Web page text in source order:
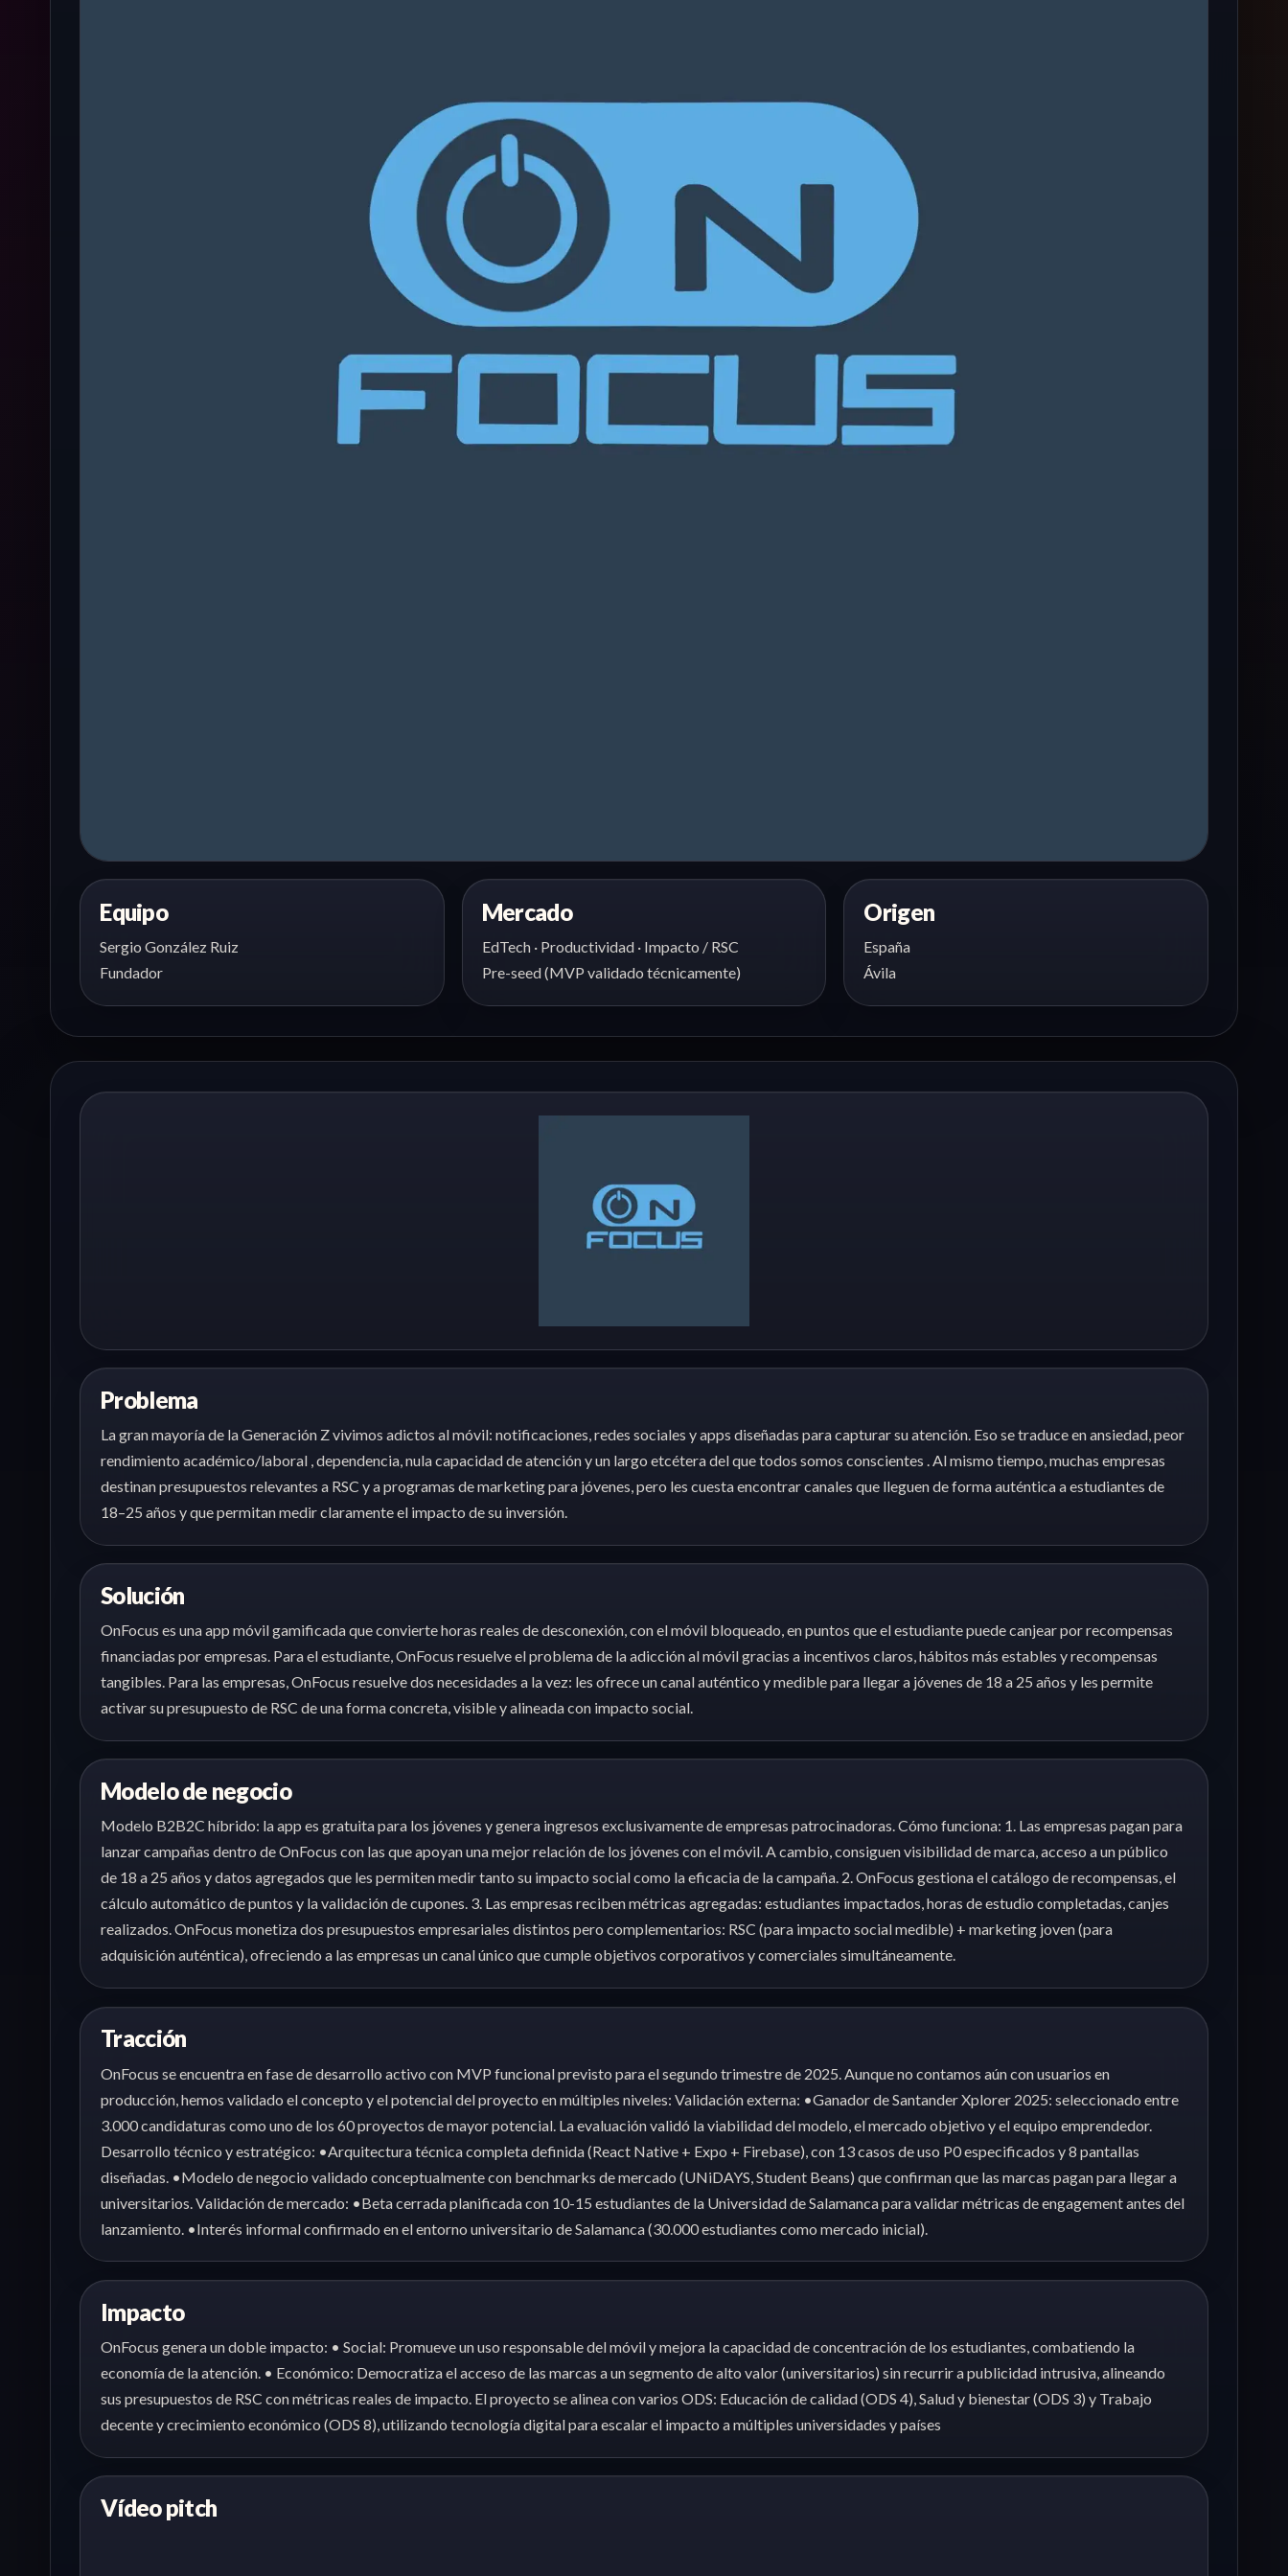
Equipo
Sergio González Ruiz
Fundador
Mercado
EdTech · Productividad · Impacto / RSC
Pre-seed (MVP validado técnicamente)
Origen
España
Ávila
Problema
La gran mayoría de la Generación Z vivimos adictos al móvil: notificaciones, redes sociales y apps diseñadas para capturar su atención. Eso se traduce en ansiedad, peor
rendimiento académico/laboral , dependencia, nula capacidad de atención y un largo etcétera del que todos somos conscientes . Al mismo tiempo, muchas empresas
destinan presupuestos relevantes a RSC y a programas de marketing para jóvenes, pero les cuesta encontrar canales que lleguen de forma auténtica a estudiantes de
18–25 años y que permitan medir claramente el impacto de su inversión.
Solución
OnFocus es una app móvil gamificada que convierte horas reales de desconexión, con el móvil bloqueado, en puntos que el estudiante puede canjear por recompensas
financiadas por empresas. Para el estudiante, OnFocus resuelve el problema de la adicción al móvil gracias a incentivos claros, hábitos más estables y recompensas
tangibles. Para las empresas, OnFocus resuelve dos necesidades a la vez: les ofrece un canal auténtico y medible para llegar a jóvenes de 18 a 25 años y les permite
activar su presupuesto de RSC de una forma concreta, visible y alineada con impacto social.
Modelo de negocio
Modelo B2B2C híbrido: la app es gratuita para los jóvenes y genera ingresos exclusivamente de empresas patrocinadoras. Cómo funciona: 1. Las empresas pagan para
lanzar campañas dentro de OnFocus con las que apoyan una mejor relación de los jóvenes con el móvil. A cambio, consiguen visibilidad de marca, acceso a un público
de 18 a 25 años y datos agregados que les permiten medir tanto su impacto social como la eficacia de la campaña. 2. OnFocus gestiona el catálogo de recompensas, el
cálculo automático de puntos y la validación de cupones. 3. Las empresas reciben métricas agregadas: estudiantes impactados, horas de estudio completadas, canjes
realizados. OnFocus monetiza dos presupuestos empresariales distintos pero complementarios: RSC (para impacto social medible) + marketing joven (para
adquisición auténtica), ofreciendo a las empresas un canal único que cumple objetivos corporativos y comerciales simultáneamente.
Tracción
OnFocus se encuentra en fase de desarrollo activo con MVP funcional previsto para el segundo trimestre de 2025. Aunque no contamos aún con usuarios en
producción, hemos validado el concepto y el potencial del proyecto en múltiples niveles: Validación externa: •Ganador de Santander Xplorer 2025: seleccionado entre
3.000 candidaturas como uno de los 60 proyectos de mayor potencial. La evaluación validó la viabilidad del modelo, el mercado objetivo y el equipo emprendedor.
Desarrollo técnico y estratégico: •Arquitectura técnica completa definida (React Native + Expo + Firebase), con 13 casos de uso P0 especificados y 8 pantallas
diseñadas. •Modelo de negocio validado conceptualmente con benchmarks de mercado (UNiDAYS, Student Beans) que confirman que las marcas pagan para llegar a
universitarios. Validación de mercado: •Beta cerrada planificada con 10-15 estudiantes de la Universidad de Salamanca para validar métricas de engagement antes del
lanzamiento. •Interés informal confirmado en el entorno universitario de Salamanca (30.000 estudiantes como mercado inicial).
Impacto
OnFocus genera un doble impacto: • Social: Promueve un uso responsable del móvil y mejora la capacidad de concentración de los estudiantes, combatiendo la
economía de la atención. • Económico: Democratiza el acceso de las marcas a un segmento de alto valor (universitarios) sin recurrir a publicidad intrusiva, alineando
sus presupuestos de RSC con métricas reales de impacto. El proyecto se alinea con varios ODS: Educación de calidad (ODS 4), Salud y bienestar (ODS 3) y Trabajo
decente y crecimiento económico (ODS 8), utilizando tecnología digital para escalar el impacto a múltiples universidades y países
Vídeo pitch